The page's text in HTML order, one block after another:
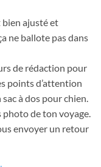
bien ajusté et
ne ballote pas dans
de rédaction pour
points d’attention
à dos pour chien.
photo de ton voyage.
envoyer un retour